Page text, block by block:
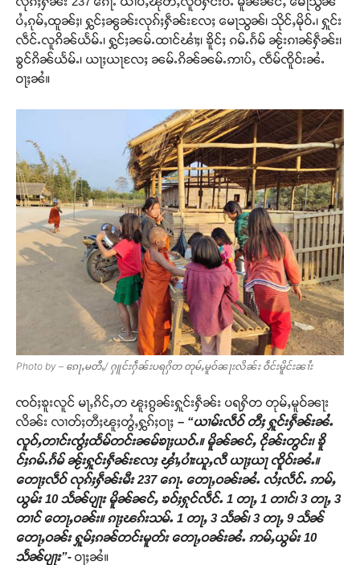
ပႆႇၵုမ်ႇထူၼ်ႈ၊ ႁွင်ႈၼွၼ်းလုၵ်ႈႁဵၼ်းလႄႈ မေႃသွၼ်၊ သိုင်ႇမိုဝ်ႉ၊ ႁူင်း
လဵင်ႉလူၵိၼ်ယႅမ်ႉ၊ ႁွင်ႈၼမ်ႉထၢင်ၽၢႆႈ၊ ၶိူင်ႈ ၵမ်ႉၵႅမ် ၼႂ်းၵၢၼ်ႁဵၼ်း၊
ၶွင်ၵိၼ်ယႅမ်ႉ၊ ယႃႈယႃလႄႈ ၼမ်ႉၵိၼ်ၼမ်ႉဢၢပ်ႇ ၸဵမ်ၸိူဝ်းၼႆႉ
ဝႃႈၼႆ။
Photo by – ၵေႃႇမတီႇ/ ႁူင်းႁဵၼ်းပရႁိတ တုမ်ႇမူဝ်ၼႃးလိၼ်း ဝဵင်းမိူင်းၼၢႆး
ၸဝ်ႈၶူးလူင် မႃႇၵိင်ႇတ ၽူႈၵွၼ်းႁူင်းႁဵၼ်း ပရႁိတ တုမ်ႇမူဝ်ၼႃး
လိၼ်း လၢတ်ႈတီႈၽူႈတွႆႇႁွၵ်ႈဝႃႈ – “ယၢမ်းလဵဝ် တီႈ ႁူင်းႁဵၼ်းၼႆႉ
လူဝ်ႇတၢင်းၸွႆႈထႅမ်တင်းၼမ်ၶႃႈယဝ်ႉ။ မိူၼ်ၼင်ႇ ငိုၼ်းတွင်း၊ ၶိူ
င်ႈၵမ်ႉၵႅမ် ၼႂ်းႁူင်းႁဵၼ်းလႄႈ ၾၢႆႇပၢႆးယူႇလီ ယႃႈယႃ ၸိူဝ်းၼႆႉ။
တေႃႈလဵဝ် လုၵ်ႈႁဵၼ်းမီး 237 ၵေႃႉ တေႃႇဝၼ်းၼႆႉ လႆႈလဵင်ႉ ဢမ်ႇ
ယွမ်း 10 သႅၼ်ပျႃး မိူၼ်ၼင်ႇ ၶဝ်ႈႁုင်လဵင်ႉ 1 တႃႇ 1 တၢင်၊ 3 တႃႇ 3
တၢင် တေႃႇဝၼ်း။ ၵႃႈၽၵ်းသမ်ႉ 1 တႃႇ 3 သႅၼ်၊ 3 တႃႇ 9 သႅၼ်
တေႃႇဝၼ်း ႁူမ်ႈၵၼ်တင်းမူတ်း တေႃႇဝၼ်းၼႆႉ ဢမ်ႇယွမ်း 10
သႅၼ်ပျႃး”- ဝႃႈၼႆ။